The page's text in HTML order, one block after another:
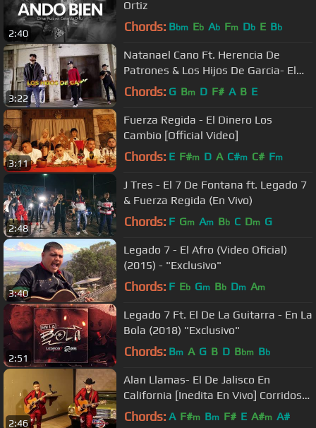
2:40
Ortiz
Chords: Bbm Eb Ab Fm Db E Bb
3:22
Natanael Cano Ft. Herencia De
Patrones & Los Hijos De Garcia- El
De La Codeina
Chords: G Bm D F# A B E
3:11
Fuerza Regida - El Dinero Los
Cambio [Official Video]
Chords: E F#m D A C#m C# Fm
2:48
J Tres - El 7 De Fontana ft. Legado 7
& Fuerza Regida (En Vivo)
Chords: F Gm Am Bb C Dm G
3:40
Legado 7 - El Afro (Video Oficial)
(2015) - "Exclusivo"
Chords: F Eb Gm Bb Dm Am
2:51
Legado 7 Ft. El De La Guitarra - En La
Bola (2018) "Exclusivo"
Chords: Bm A G B D Bbm Bb
2:46
Alan Llamas- El De Jalisco En
California [Inedita En Vivo] Corridos
2018
Chords: A F#m Bm F# E A#m A#